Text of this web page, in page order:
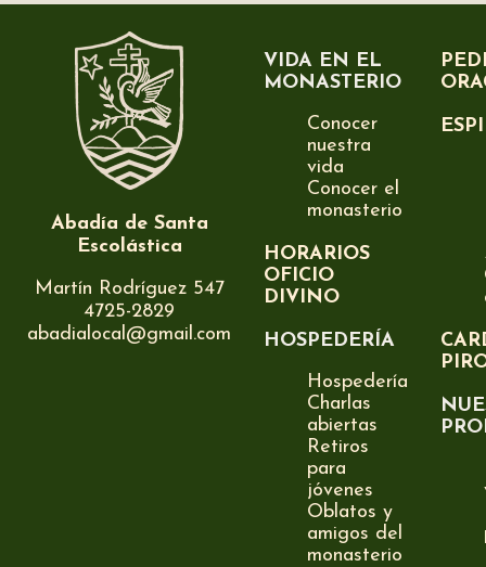
Abadía de Santa
Escolástica
Martín Rodríguez 547
4725-2829
abadialocal@gmail.com
VIDA EN EL
MONASTERIO
Conocer
nuestra
vida
Conocer el
monasterio
HORARIOS
OFICIO
DIVINO
HOSPEDERÍA
Hospedería
Charlas
abiertas
Retiros
para
jóvenes
Oblatos y
amigos del
monasterio